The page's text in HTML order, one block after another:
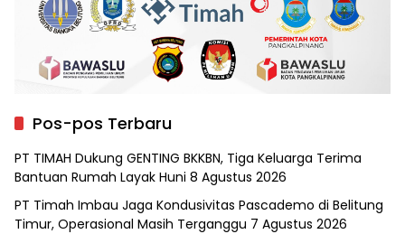
Pos-pos Terbaru
PT TIMAH Dukung GENTING BKKBN, Tiga Keluarga Terima
Bantuan Rumah Layak Huni 8 Agustus 2026
PT Timah Imbau Jaga Kondusivitas Pascademo di Belitung
Timur, Operasional Masih Terganggu 7 Agustus 2026